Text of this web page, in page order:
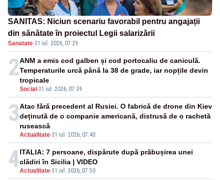
SANITAS: Niciun scenariu favorabil pentru angajații
din sănătate în proiectul Legii salarizării
Sanatate·31 iul. 2026, 07:29
2
Social -31 iul. 2026, 07:39
ANM a emis cod galben și cod portocaliu de caniculă.
Temperaturile urcă până la 38 de grade, iar nopțile devin
tropicale
3
Actualitate-31 iul. 2026, 07:40
Atac fără precedent al Rusiei. O fabrică de drone din Kiev
deținută de o companie americană, distrusă de o rachetă
rusească
4Actualitate-31 iul. 2026, 07:50
ITALIA: 7 persoane, dispărute după prăbușirea unei
clădiri în Sicilia | VIDEO